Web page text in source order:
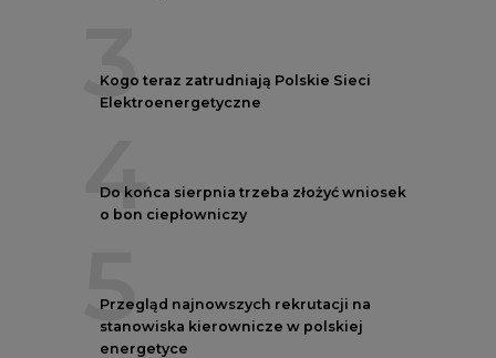
3
Kogo teraz zatrudniają Polskie Sieci
Elektroenergetyczne
4
Do końca sierpnia trzeba złożyć wniosek
o bon ciepłowniczy
5
Przegląd najnowszych rekrutacji na
stanowiska kierownicze w polskiej
energetyce